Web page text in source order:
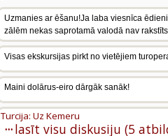
Uzmanies ar ēšanu!Ja laba viesnīca
zālēm nekas saprotamā valodā nav
Visas ekskursijas pirkt no vietējiem
Maini dolārus-eiro dārgāk sanāk!
···
Turcija: Uz Kemeru
lasīt visu diskusiju (5